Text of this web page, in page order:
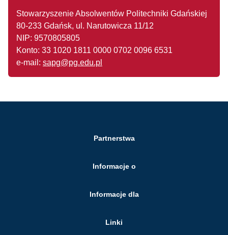
Stowarzyszenie Absolwentów Politechniki Gdańskiej
80-233 Gdańsk, ul. Narutowicza 11/12
NIP: 9570805805
Konto: 33 1020 1811 0000 0702 0096 6531
e-mail: sapg@pg.edu.pl
Partnerstwa
Informacje o
Informacje dla
Linki